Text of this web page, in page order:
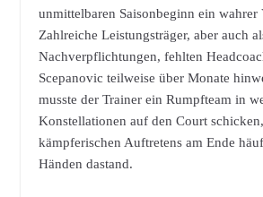
unmittelbaren Saisonbeginn ein wahrer
Zahlreiche Leistungsträger, aber auch
Nachverpflichtungen, fehlten
Scepanovic teilweise über Monate
musste der Trainer ein Rumpfteam in
Konstellationen auf den Court
kämpferischen Auftretens am Ende
Händen dastand.